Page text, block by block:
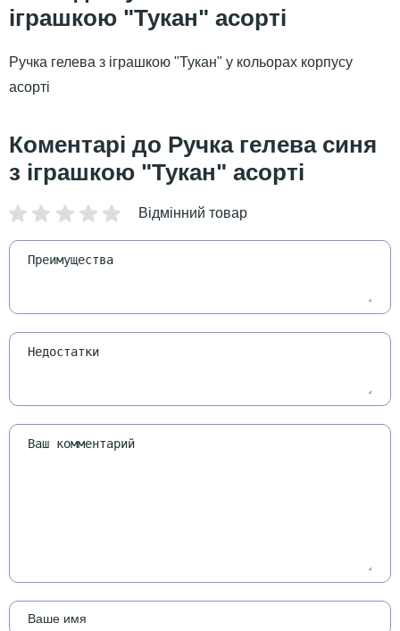
іграшкою "Тукан" асорті
Ручка гелева з іграшкою "Тукан" у кольорах корпусу
асорті
Ручка гелева синя
з іграшкою "Тукан" асорті